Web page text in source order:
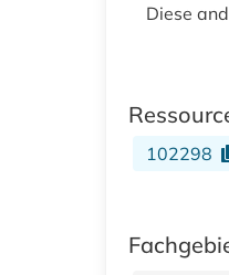
Diese
102298